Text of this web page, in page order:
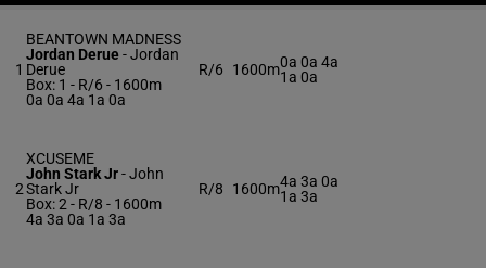
1
BEANTOWN MADNESS
Jordan Derue-Jordan
Derue
Box: 1 - R/6 - 1600m
0a 0a 4a 1a 0a
R/6 1600m0a 0a 4a
1a 0a
2
XCUSEME
John Stark Jr-John
Stark Jr
Box: 2 - R/8 - 1600m
4a 3a 0a 1a 3a
R/8 1600m4a 3a 0a
1a 3a